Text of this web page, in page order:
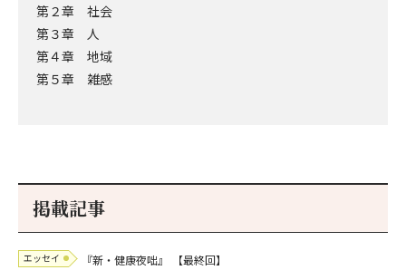
第２章 社会
第３章 人
第４章 地域
第５章 雑感
掲載記事
エッセイ 『新・健康夜咄』 【最終回】